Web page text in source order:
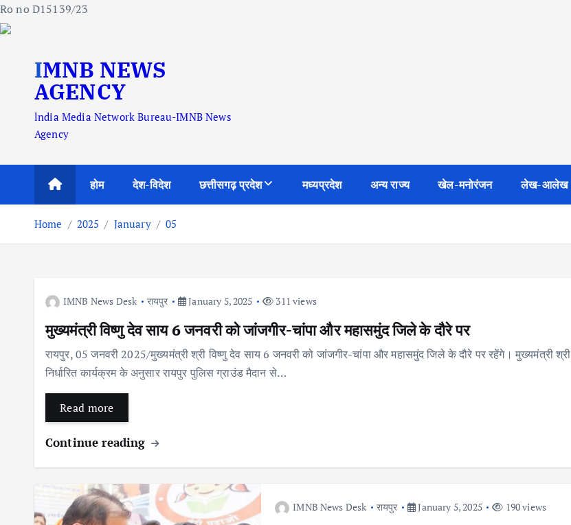
Ro no D15139/23
IMNB NEWS
AGENCY
lndia Media Network Bureau-IMNB News
Agency
होम देश-विदेश छत्तीसगढ़ प्रदेश मध्यप्रदेश अन्य राज्य खेल-मनोरंजन लेख-आलेख
Home 2025 January 05
IMNB News Desk रायपुर January 5, 2025 311 views
मुख्यमंत्री विष्णु देव साय 6 जनवरी को जांजगीर-चांपा और महासमुंद जिले के दौरे पर
रायपुर, 05 जनवरी 2025/मुख्यमंत्री श्री विष्णु देव साय 6 जनवरी को जांजगीर-चांपा और महासमुंद जिले के दौरे पर रहेंगे। मुख्यमंत्री श्री
निर्धारित कार्यक्रम के अनुसार रायपुर पुलिस ग्राउंड मैदान से…
Read more
Continue reading
IMNB News Desk रायपुर January 5, 2025 190 views